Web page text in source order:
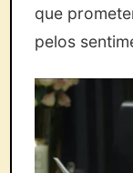
que
pelos